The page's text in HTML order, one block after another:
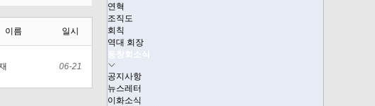
이름 일시
06-21
연혁
조직도
회칙
역대 회장
동창회소식
공지사항
뉴스레터
이화소식